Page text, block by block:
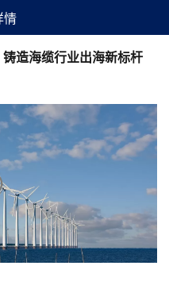
情
造海缆行业出海新标杆